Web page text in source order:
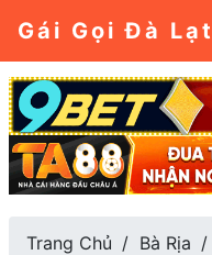
Gái Gọi Đà Lạt
Trang Chủ Bà Rịa